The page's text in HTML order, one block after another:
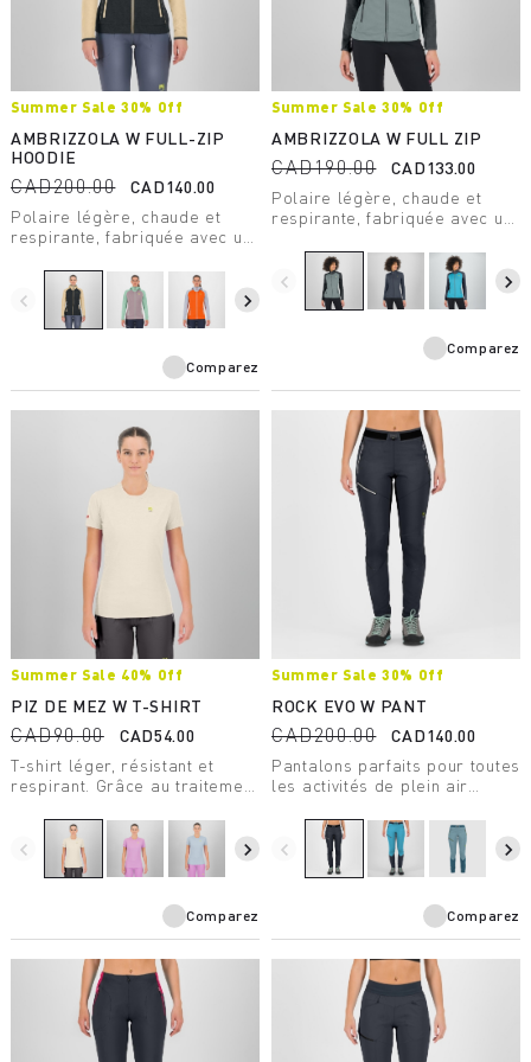
Summer Sale 30% Off
AMBRIZZOLA W FULL-ZIP
HOODIE
CAD200.00
CAD140.00
Polaire légère, chaude et
respirante, fabriquée avec un
pour les activités de plein air
estivales.
navigate_before navigate_next
Comparez
Summer Sale 30% Off
AMBRIZZOLA W FULL ZIP
CAD190.00
CAD133.00
Polaire légère, chaude et
respirante, fabriquée avec un
pour les activités de plein air
estivales.
navigate_before navigate_next
Comparez
Summer Sale 40% Off
PIZ DE MEZ W T-SHIRT
CAD90.00
CAD54.00
T-shirt léger, résistant et
respirant. Grâce au traitement
les activités les plus intenses.
navigate_before navigate_next
Comparez
Summer Sale 30% Off
ROCK EVO W PANT
CAD200.00
CAD140.00
Pantalons parfaits pour toutes
les activités de plein air
construction hybride, ils
offrent une protection solaire
UPF40, confort et une
navigate_before navigate_next
Comparez